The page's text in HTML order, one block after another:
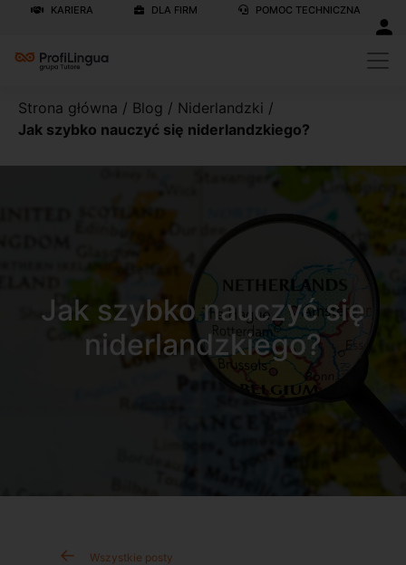
KARIERA DLA FIRM POMOC TECHNICZNA
Strona główna / Blog / Niderlandzki /
Jak szybko nauczyć się niderlandzkiego?
Jak szybko nauczyć się
niderlandzkiego?
Wszystkie posty